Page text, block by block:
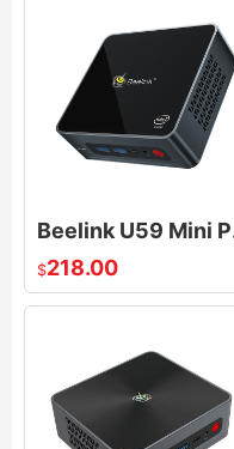
Beelink
$218.00